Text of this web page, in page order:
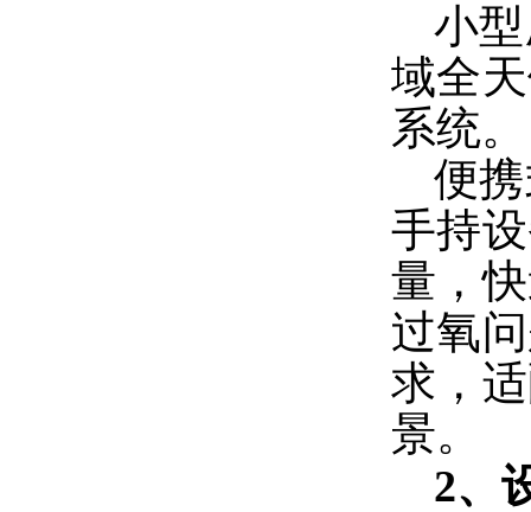
小
域全
系统。
便
手持
量，
过氧
求，
景。
2、